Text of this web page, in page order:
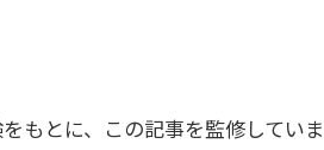
もとに、この記事を監修していま